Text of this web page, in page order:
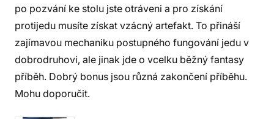
po pozvání ke stolu jste otráveni a pro získání
protijedu musíte získat vzácný artefakt. To přináší
zajímavou mechaniku postupného fungování jedu v
dobrodruhovi, ale jinak jde o vcelku běžný fantasy
příběh. Dobrý bonus jsou různá zakončení příběhu.
Mohu doporučit.